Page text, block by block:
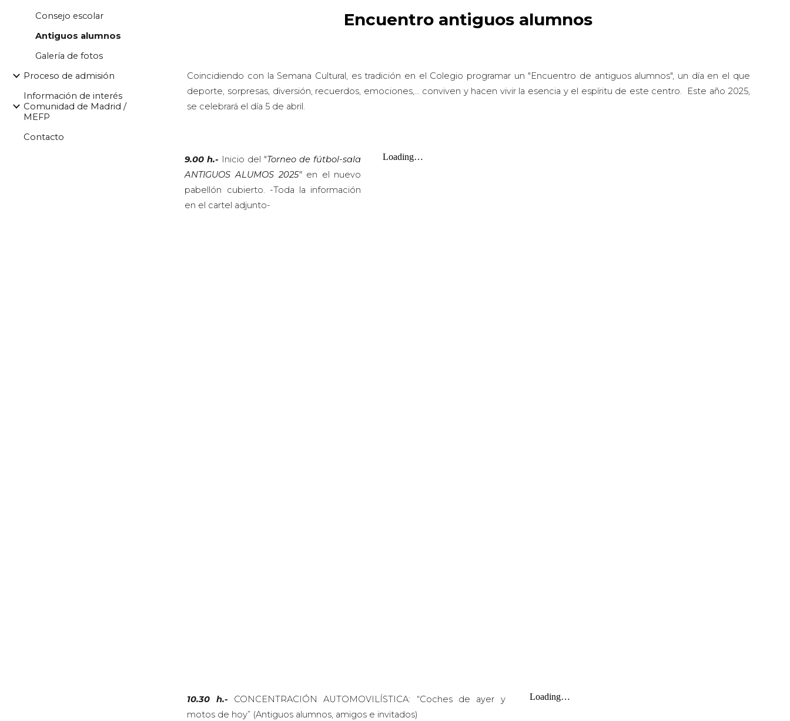
Consejo escolar
Antiguos alumnos
Galería de fotos
Proceso de admisión
Información de interés
Comunidad de Madrid /
MEFP
Contacto
Encuentro antiguos alumnos
Coincidiendo con la Semana Cultural, es tradición en el Colegio programar un "Encuentro de antiguos alumnos", un día en el que
deporte, sorpresas, diversión, recuerdos, emociones,... conviven y hacen vivir la esencia y el espíritu de este centro. Este año 2025,
se celebrará el día5 de abril.
9.00 h.- Inicio del "Torneo de fútbol-sala
ANTIGUOS ALUMOS 2025" en el nuevo
pabellón cubierto. -Toda la información
en el cartel adjunto-
10.30 h.- CONCENTRACIÓN AUTOMOVILÍSTICA: “Coches de ayer y
motos de hoy” (Antiguos alumnos, amigos e invitados)